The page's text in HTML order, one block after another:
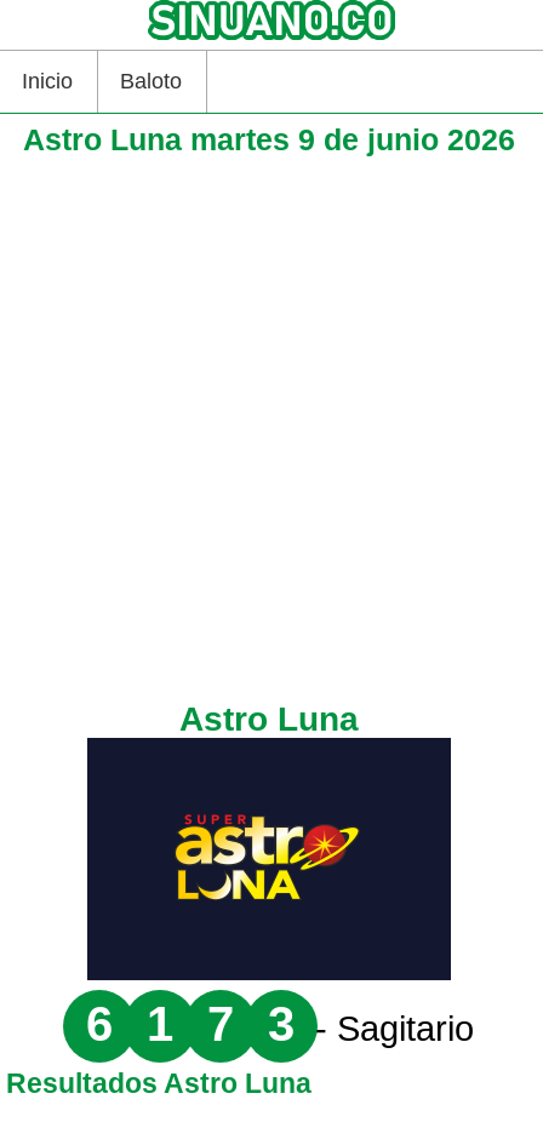
Inicio Baloto
Astro Luna martes 9 de junio 2026
Astro Luna
6 1 7 3 - Sagitario
Resultados Astro Luna